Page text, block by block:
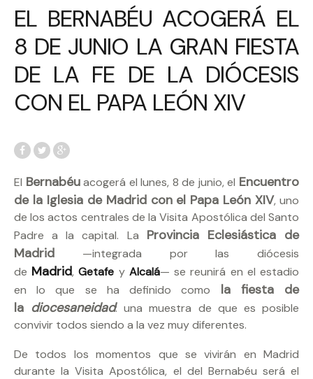
EL BERNABÉU ACOGERÁ EL
8 DE JUNIO LA GRAN FIESTA
DE LA FE DE LA DIÓCESIS
CON EL PAPA LEÓN XIV
El Bernabéuacogerá el lunes, 8 de junio, el Encuentro
de la Iglesia de Madrid con el Papa León XIV, uno
de los actos centrales de la Visita Apostólica del Santo
Padre a la capital. La Provincia Eclesiástica de
Madrid —integrada por las diócesis
de Madrid,Getafe y Alcalá— se reunirá en el estadio
en lo que se ha definido como la fiesta de
la diocesaneidad: una muestra de que es posible
convivir todos siendo a la vez muy diferentes.
De todos los momentos que se vivirán en Madrid
durante la Visita Apostólica, el del Bernabéu será el